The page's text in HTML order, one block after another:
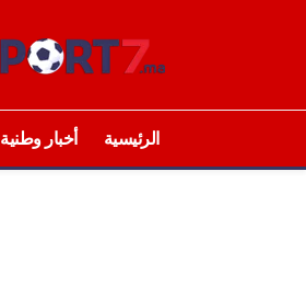
الرئيسية أخبار وطنية